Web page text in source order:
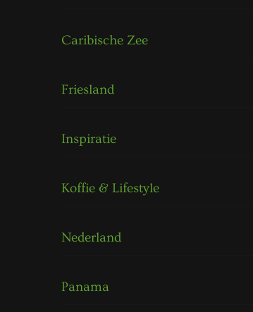
Caribische Zee
Friesland
Inspiratie
Koffie & Lifestyle
Nederland
Panama